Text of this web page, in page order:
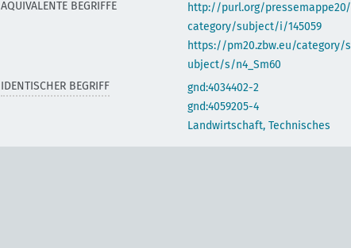
ÄQUIVALENTE BEGRIFFE
http://purl.org/pressemappe20/
category/subject/i/145059
https://pm20.zbw.eu/category/s
ubject/s/n4_Sm60
IDENTISCHER BEGRIFF gnd:4034402-2
gnd:4059205-4
Landwirtschaft, Technisches